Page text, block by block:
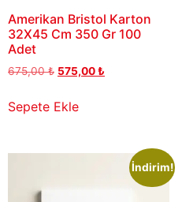
Amerikan Bristol Karton
32X45 Cm 350 Gr 100
Adet
675,00₺ 575,00₺
Sepete Ekle
İndirim!